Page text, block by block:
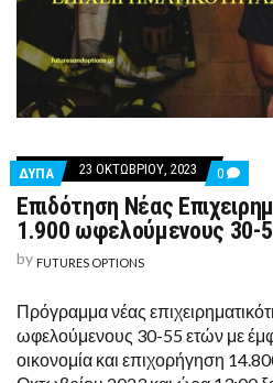
ΔΥΠΑ 23 ΟΚΤΩΒΡΊΟΥ, 2023 0
ON
ΝΈΑΣ
55
ΕΤΏΝ
Επιδότηση Νέας
1.900 ωφελούμενους 30-
by FUTURES OPTIONS
Πρόγραμμα νέας
ωφελούμενους 30-55 ετών με
οικονομία και επιχορήγηση